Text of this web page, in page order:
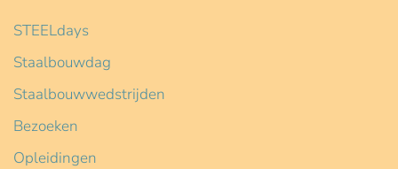
STEELdays
Staalbouwdag
Staalbouwwedstrijden
Bezoeken
Opleidingen